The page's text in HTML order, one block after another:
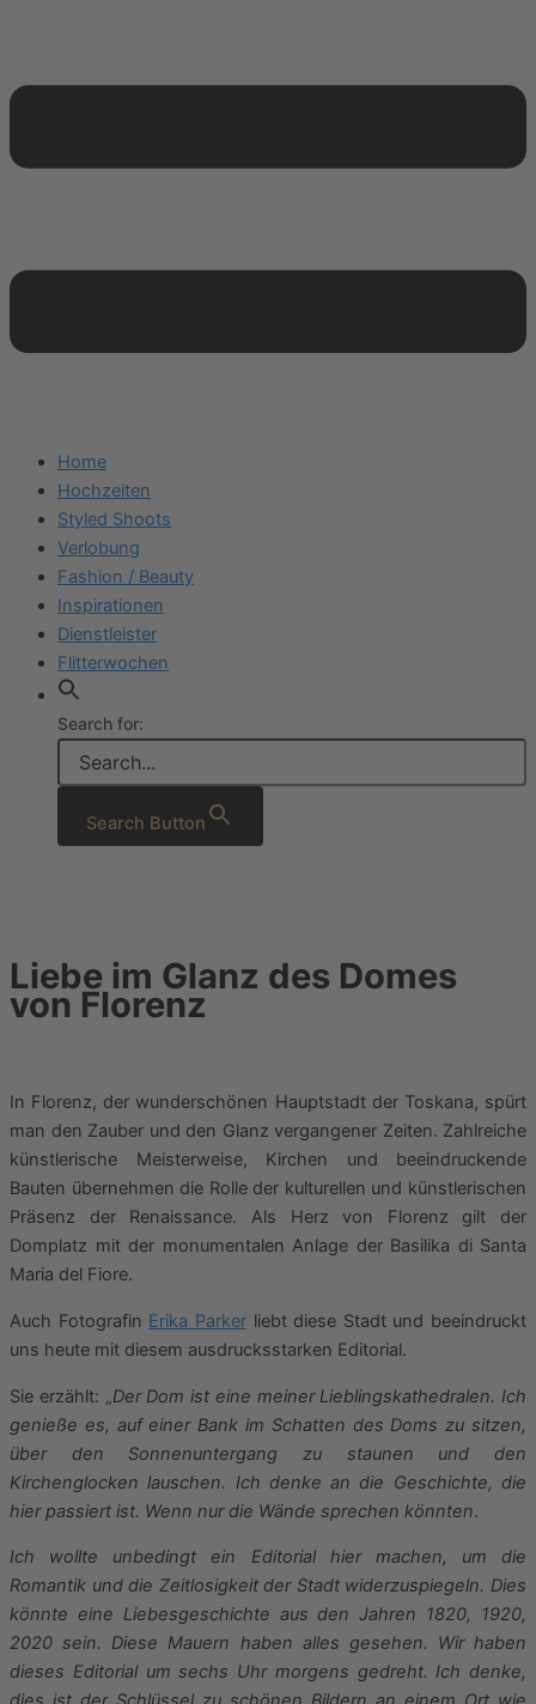
Home
Hochzeiten
Styled Shoots
Verlobung
Fashion / Beauty
Inspirationen
Dienstleister
Flitterwochen
Search for:
Search Button
Liebe im Glanz des Domes
von Florenz
In Florenz, der wunderschönen Hauptstadt der Toskana, spürt
man den Zauber und den Glanz vergangener Zeiten. Zahlreiche
künstlerische Meisterweise, Kirchen und beeindruckende
Bauten übernehmen die Rolle der kulturellen und künstlerischen
Präsenz der Renaissance. Als Herz von Florenz gilt der
Domplatz mit der monumentalen Anlage der Basilika di Santa
Maria del Fiore.
Auch Fotografin Erika Parkerliebt diese Stadt und beeindruckt
uns heute mit diesem ausdrucksstarken Editorial.
Sie erzählt: „Der Dom ist eine meiner Lieblingskathedralen. Ich
genieße es, auf einer Bank im Schatten des Doms zu sitzen,
über den Sonnenuntergang zu staunen und den
Kirchenglocken lauschen. Ich denke an die Geschichte, die
hier passiert ist. Wenn nur die Wände sprechen könnten.
Ich wollte unbedingt ein Editorial hier machen, um die
Romantik und die Zeitlosigkeit der Stadt widerzuspiegeln. Dies
könnte eine Liebesgeschichte aus den Jahren 1820, 1920,
2020 sein. Diese Mauern haben alles gesehen. Wir haben
dieses Editorial um sechs Uhr morgens gedreht. Ich denke,